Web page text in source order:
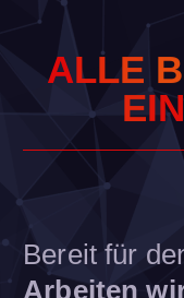
ALLE B
EIN
Bereit für
Arbeiten